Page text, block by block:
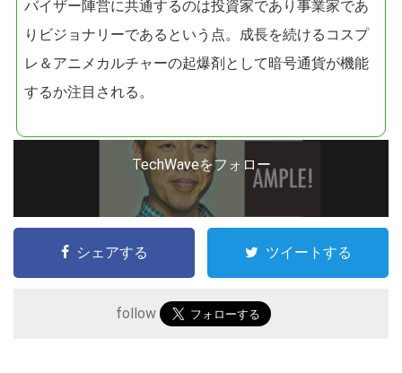
バイザー陣営に共通するのは投資家であり事業家であ
りビジョナリーであるという点。成長を続けるコスプ
レ＆アニメカルチャーの起爆剤として暗号通貨が機能
するか注目される。
TechWaveをフォロー
シェアする ツイートする
follow
イ
を